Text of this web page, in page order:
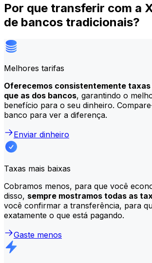
Por que transferir com a
de bancos tradicionais?
Melhores tarifas
Oferecemos consistentemente taxas
que as dos bancos, garantindo o
benefício para o seu dinheiro.
banco para ver a diferença.
Enviar dinheiro
Taxas mais baixas
Cobramos menos, para que você
disso, sempre mostramos todas as
você confirmar a transferência, para
exatamente o que está pagando.
Gaste menos